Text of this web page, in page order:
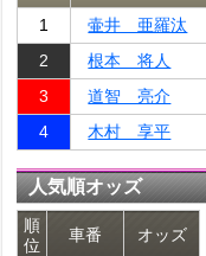
1
壷井 亜羅汰
2
根本 将人
3
道智 亮介
4
木村 享平
人気順オッズ
順
位
車番 オッズ